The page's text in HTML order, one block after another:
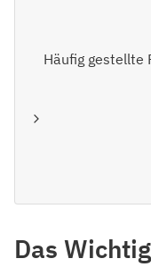
Häufig gestellte
Das